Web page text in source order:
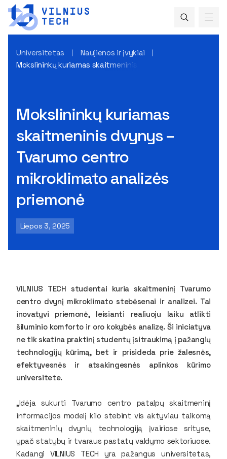
Universitetas
Naujienos ir įvykiai
Mokslininkų kuriamas skaitmeninis dvynys – Tvarumo
Mokslininkų kuriamas
skaitmeninis dvynys –
Tvarumo centro
mikroklimato analizės
priemonė
Liepos 3, 2025
VILNIUS TECH studentai kuria skaitmeninį Tvarumo
centro dvynį mikroklimato stebėsenai ir analizei. Tai
inovatyvi priemonė, leisianti realiuoju laiku atlikti
šiluminio komforto ir oro kokybės analizę. Ši iniciatyva
ne tik skatina praktinį studentų įsitraukimą į pažangių
technologijų kūrimą, bet ir prisideda prie žalesnės,
efektyvesnės ir atsakingesnės aplinkos kūrimo
universitete.
„Idėja sukurti Tvarumo centro patalpų skaitmeninį
informacijos modelį kilo stebint vis aktyviau taikomą
skaitmeninių dvynių technologiją įvairiose srityse,
ypač statybų ir tvaraus pastatų valdymo sektoriuose.
Kadangi VILNIUS TECH yra pažangus universitetas,